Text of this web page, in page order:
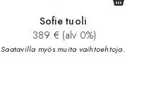
Sofie tuoli
389 € (alv 0%)
Saatavilla myös muita vaihtoehtoja.